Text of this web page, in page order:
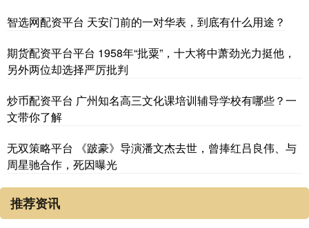
智选网配资平台 天安门前的一对华表，到底有什么用途？
期货配资平台平台 1958年“批粟”，十大将中萧劲光力挺他，
另外两位却选择严厉批判
炒币配资平台 广州知名高三文化课培训辅导学校有哪些？一
文带你了解
无双策略平台 《跛豪》导演潘文杰去世，曾捧红吕良伟、与
周星驰合作，死因曝光
推荐资讯